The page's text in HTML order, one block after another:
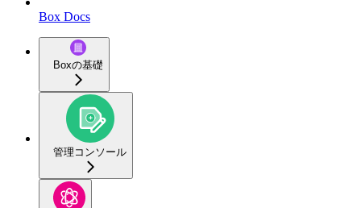
Box Docs
Boxの基礎
管理コンソール